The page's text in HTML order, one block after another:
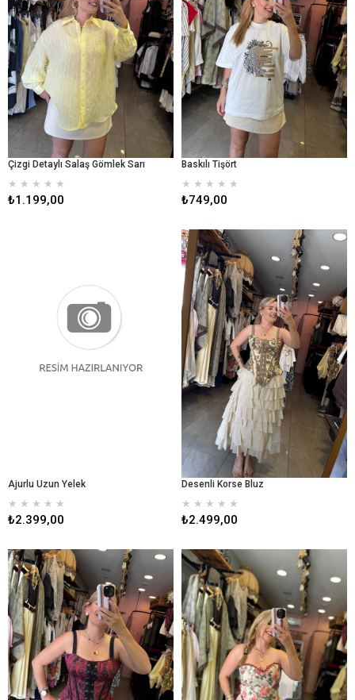
Çizgi Detaylı Salaş Gömlek Sarı
★ ★ ★ ★ ★
₺1.199,00
Baskılı Tişört
★ ★ ★ ★ ★
₺749,00
Ajurlu Uzun Yelek
★ ★ ★ ★ ★
₺2.399,00
Desenli Korse Bluz
★ ★ ★ ★ ★
₺2.499,00